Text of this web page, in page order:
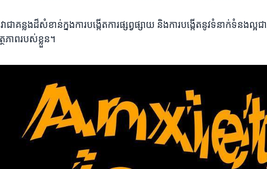
ាគន្លងដ៏សំខាន់ក្នងការបង្កើតការផ្សព្វផ្សាយ និងការបង្កើតនូវទំនាក់ទំនង
ភាពរបស់ខ្លួន។